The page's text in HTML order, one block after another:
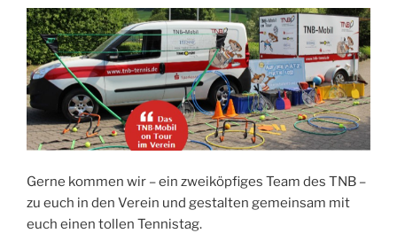
Gerne kommen wir – ein zweiköpfiges Team des TNB –
zu euch in den Verein und gestalten gemeinsam mit
euch einen tollen Tennistag.